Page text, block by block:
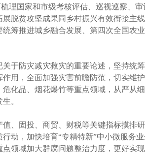
理国家和市级考核评估、巡视巡察、
脱贫攻坚成果同乡村振兴有效衔接主
筹推进城乡融合发展、第四次全国农
于防灾减灾救灾的重要论述，坚持统
用，全面加强灾害前瞻防范，切实维
化品、烟花爆竹等重点领域，从严
。
、固投、商贸、财税等关键指标摸排
动，加快培育“专精特新”中小微服
领域加大群腐问题整治力度，更好实